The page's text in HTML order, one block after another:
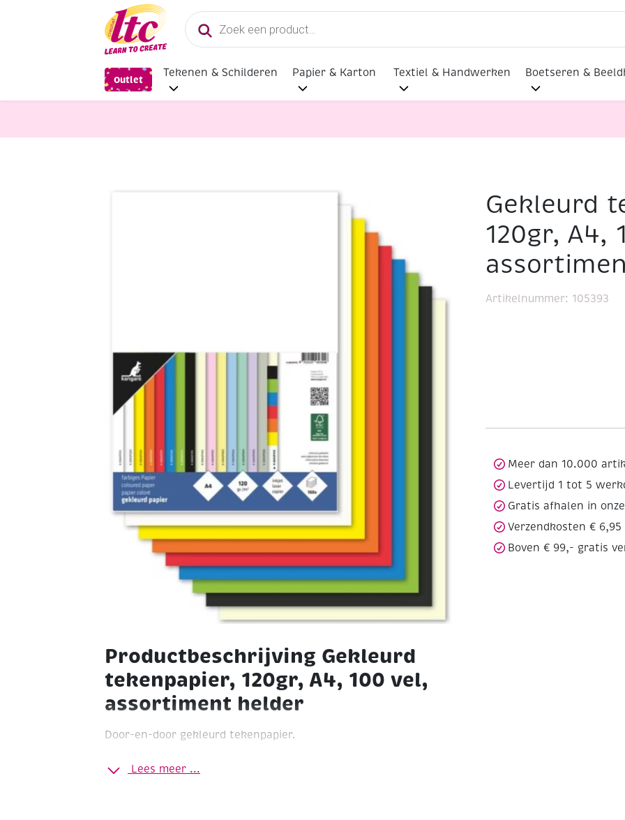
Producten
zoeken
Outlet
Tekenen & Schilderen Papier & Karton Textiel & Handwerken Boetseren &
Gekleurd tekenpapier, 120gr, A4, 100 vel, assortiment helder
Productbeschrijving Gekleurd
tekenpapier, 120gr, A4, 100 vel,
assortiment helder
Door-en-door gekleurd tekenpapier.
Formaat A4
Lees meer ...
Gekleurd
120gr, A4,
Artikelnummer: 105393
Meer dan 10.000
Levertijd 1 tot 5
Gratis afhalen in
Verzendkosten € 6,95
Boven € 99,- gratis